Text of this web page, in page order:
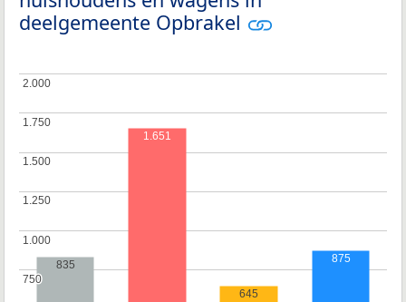
deelgemeente Opbrakel
750
750
1.000
1.000
1.250
1.250
1.500
1.500
1.750
1.750
2.000
2.000
835
1.651
645
875